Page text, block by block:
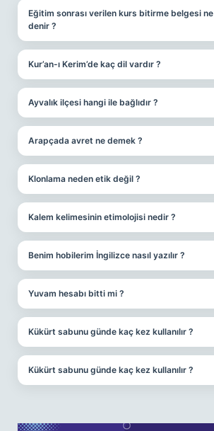
Eğitim sonrası verilen kurs bitirme belgesi ne
denir ?
Kur’an-ı Kerim’de kaç dil vardır ?
Ayvalık ilçesi hangi ile bağlıdır ?
Arapçada avret ne demek ?
Klonlama neden etik değil ?
Kalem kelimesinin etimolojisi nedir ?
Benim hobilerim İngilizce nasıl yazılır ?
Yuvam hesabı bitti mi ?
Kükürt sabunu günde kaç kez kullanılır ?
Kükürt sabunu günde kaç kez kullanılır ?